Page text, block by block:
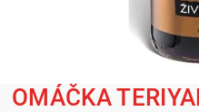
OMÁČKA